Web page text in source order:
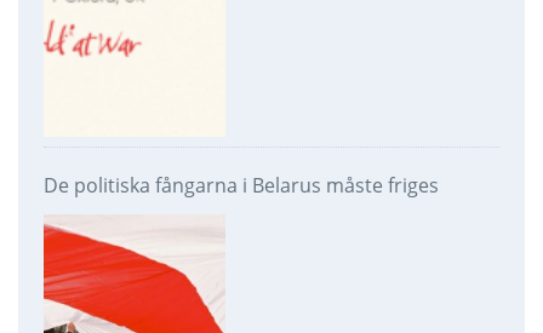
De politiska fångarna i Belarus måste friges